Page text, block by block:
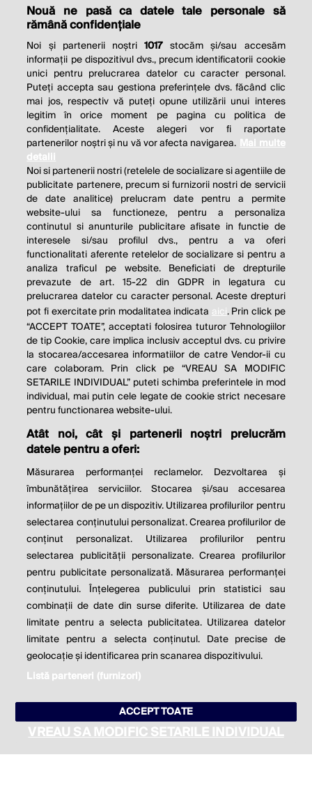
THE SOCIAL RESPONSIBILITY OF
BUSINESS IS TO INCREASE ITS
PROFITS.
Milton Friedman
© 2026 Profit.ro. Toate drepturile rezervate.
Dezvoltat de1616.ro
Contact Publicitate Despre noi
Politica de cookie Politica de
confidențialitate
este parte a
Nouă ne pasă ca datele tale personale să
rămână confidențiale
Noi și partenerii noștri1017 stocăm și/sau accesăm
informații pe dispozitivul dvs., precum identificatorii cookie
unici pentru prelucrarea datelor cu caracter personal.
Puteți accepta sau gestiona preferințele dvs. făcând clic
mai jos, respectiv vă puteți opune utilizării unui interes
legitim în orice moment pe pagina cu politica de
confidențialitate. Aceste alegeri vor fi raportate
partenerilor noștri și nu vă vor afecta navigarea. Mai multe
detalii
Noi si partenerii nostri (retelele de socializare si agentiile de
publicitate partenere, precum si furnizorii nostri de servicii
de date analitice) prelucram date pentru a permite
website-ului sa functioneze, pentru a personaliza
continutul si anunturile publicitare afisate in functie de
interesele si/sau profilul dvs., pentru a va oferi
functionalitati aferente retelelor de socializare si pentru a
analiza traficul pe website. Beneficiati de drepturile
prevazute de art. 15-22 din GDPR in legatura cu
prelucrarea datelor cu caracter personal. Aceste drepturi
pot fi exercitate prin modalitatea indicata aici. Prin click pe
“ACCEPT TOATE”, acceptati folosirea tuturor Tehnologiilor
de tip Cookie, care implica inclusiv acceptul dvs. cu privire
la stocarea/accesarea informatiilor de catre Vendor-ii cu
care colaboram. Prin click pe “VREAU SA MODIFIC
SETARILE INDIVIDUAL” puteti schimba preferintele in mod
individual, mai putin cele legate de cookie strict necesare
pentru functionarea website-ului.
Atât noi, cât și partenerii noștri prelucrăm
datele pentru a oferi:
Măsurarea performanței reclamelor. Dezvoltarea și
îmbunătățirea serviciilor. Stocarea și/sau accesarea
informațiilor de pe un dispozitiv. Utilizarea profilurilor pentru
selectarea conținutului personalizat. Crearea profilurilor de
conținut personalizat. Utilizarea profilurilor pentru
selectarea publicității personalizate. Crearea profilurilor
pentru publicitate personalizată. Măsurarea performanței
conținutului. Înțelegerea publicului prin statistici sau
combinații de date din surse diferite. Utilizarea de date
limitate pentru a selecta publicitatea. Utilizarea datelor
limitate pentru a selecta conținutul. Date precise de
geolocație și identificarea prin scanarea dispozitivului.
Listă parteneri (furnizori)
ACCEPT TOATE
VREAU SA MODIFIC SETARILE INDIVIDUAL